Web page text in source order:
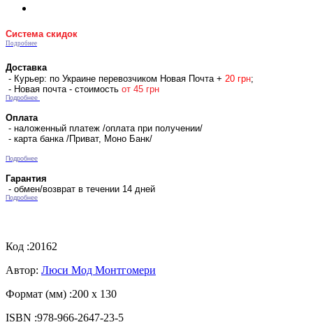
Система скидок
Подробнее
Доставка
- Курьер: по Украине перевозчиком Новая Почта + 20 грн;
- Новая почта - стоимость от 45 грн
Подробнее
Оплата
- наложенный платеж /оплата при получении/
- карта банка /Приват, Моно Банк/
Подробнее
Гарантия
- обмен/возврат в течении 14 дней
Подробнее
Код :20162
Автор: Люси Мод Монтгомери
Формат (мм) :200 х 130
ISBN :978-966-2647-23-5